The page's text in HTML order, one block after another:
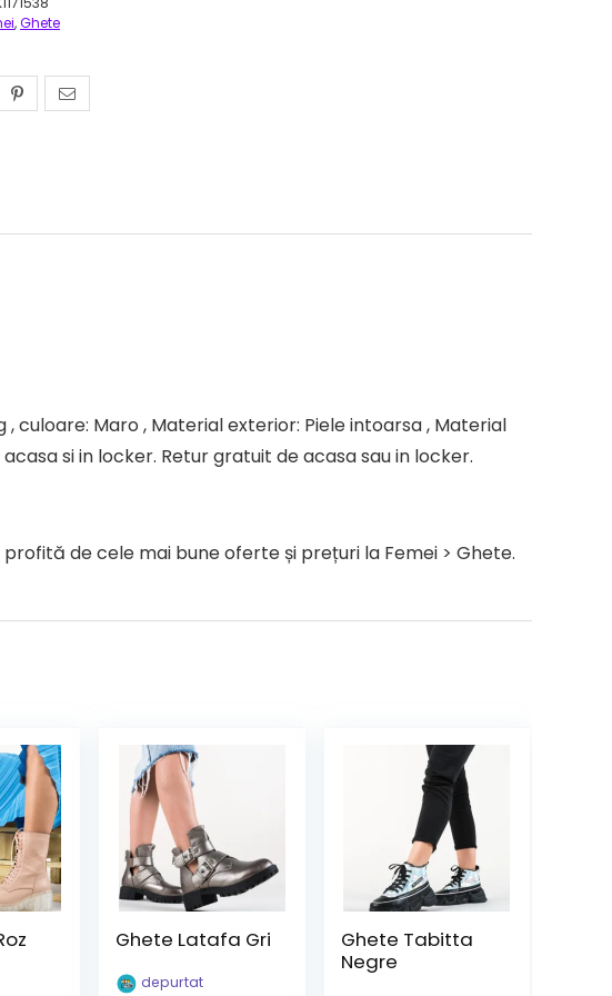
,Ghete
, culoare: Maro , Material exterior: Piele intoarsa , Material
si in locker. Retur gratuit de acasa sau in locker.
profită de cele mai bune oferte și prețuri la Femei > Ghete.
Ghete Latafa Gri
depurtat
Ghete Tabitta
Negre